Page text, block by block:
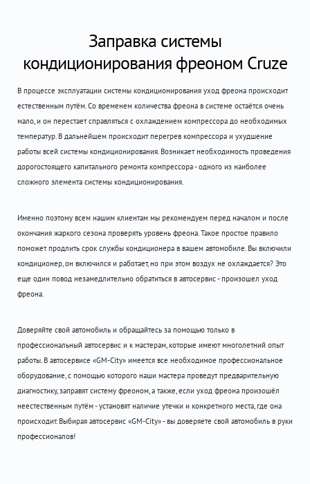
Заправка системы
кондиционирования фреоном Cruze
В процессе эксплуатации системы кондиционирования уход фреона происходит
естественным путём. Со временем количества фреона в системе остаётся очень
мало, и он перестает справляться с охлаждением компрессора до необходимых
температур. В дальнейшем происходит перегрев компрессора и ухудшение
работы всей системы кондиционирования. Возникает необходимость проведения
дорогостоящего капитального ремонта компрессора - одного из наиболее
сложного элемента системы кондиционирования.
Именно поэтому всем нашим клиентам мы рекомендуем перед началом и после
окончания жаркого сезона проверять уровень фреона. Такое простое правило
поможет продлить срок службы кондиционера в вашем автомобиле. Вы включили
кондиционер, он включился и работает, но при этом воздух не охлаждается? Это
еще один повод незамедлительно обратиться в автосервис - произошел уход
фреона.
Доверяйте свой автомобиль и обращайтесь за помощью только в
профессиональный автосервис и к мастерам, которые имеют многолетний опыт
работы. В автосервисе «GM-City» имеется все необходимое профессиональное
оборудование, с помощью которого наши мастера проведут предварительную
диагностику, заправят систему фреоном, а также, если уход фреона произошёл
неестественным путём - установят наличие утечки и конкретного места, где она
происходит. Выбирая автосервис «GM-City» - вы доверяете свой автомобиль в руки
профессионалов!